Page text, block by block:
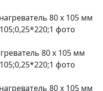
80 х 105 мм
фото